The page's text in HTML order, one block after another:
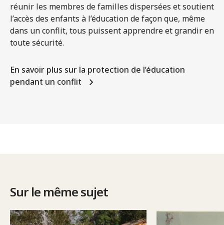
réunir les membres de familles dispersées et soutient
l’accès des enfants à l’éducation de façon que, même
dans un conflit, tous puissent apprendre et grandir en
toute sécurité.
En savoir plus sur la protection de l’éducation
pendant un conflit
Sur le même sujet